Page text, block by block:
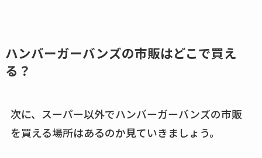
ハンバーガーバンズの市販はどこで買え
る？
次に、スーパー以外でハンバーガーバンズの市販
を買える場所はあるのか見ていきましょう。